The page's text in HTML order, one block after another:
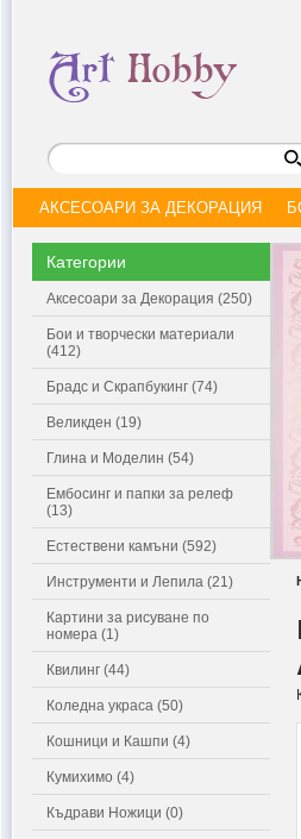
АКСЕСОАРИ ЗА ДЕКОРАЦИЯ
Категории
Аксесоари за Декорация (250)
Бои и творчески материали
(412)
Брадс и Скрапбукинг (74)
Великден (19)
Глина и Моделин (54)
Ембосинг и папки за релеф
(13)
Естествени камъни (592)
Инструменти и Лепила (21)
Картини за рисуване по
номера (1)
Квилинг (44)
Коледна украса (50)
Кошници и Кашпи (4)
Кумихимо (4)
Къдрави Ножици (0)